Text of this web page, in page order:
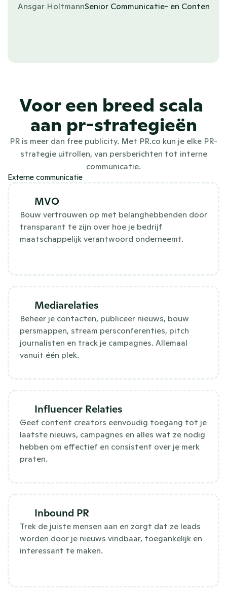
Ansgar HoltmannSenior Communicatie- en
Voor een breed scala
aan pr-strategieën
PR is meer dan free publicity. Met PR.co kun je elke PR-
strategie uitrollen, van persberichten tot interne
communicatie.
Externe communicatie
MVO
Bouw vertrouwen op met belanghebbenden door
transparant te zijn over hoe je bedrijf
maatschappelijk verantwoord onderneemt.
Mediarelaties
Beheer je contacten, publiceer nieuws, bouw
persmappen, stream persconferenties, pitch
journalisten en track je campagnes. Allemaal
vanuit één plek.
Influencer Relaties
Geef content creators eenvoudig toegang tot je
laatste nieuws, campagnes en alles wat ze nodig
hebben om effectief en consistent over je merk
praten.
Inbound PR
Trek de juiste mensen aan en zorgt dat ze leads
worden door je nieuws vindbaar, toegankelijk en
interessant te maken.